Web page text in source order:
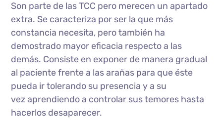
Son parte de las TCC pero merecen un apartado
extra. Se caracteriza por ser la que más
constancia necesita, pero también ha
demostrado mayor eficacia respecto a las
demás. Consiste en exponer de manera gradual
al paciente frente a las arañas para que éste
pueda ir tolerando su presencia y a su
vez aprendiendo a controlar sus temores hasta
hacerlos desaparecer.